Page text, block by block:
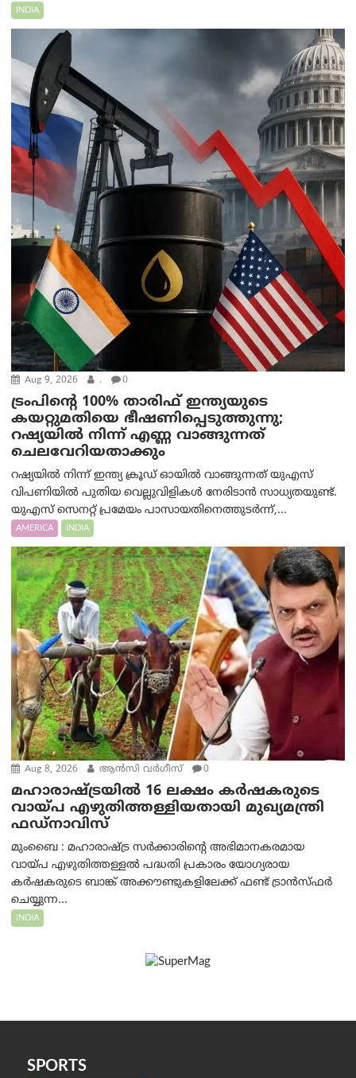
INDIA
Aug 9, 2026 . 0
ട്രം‌പിന്റെ 100% താരിഫ് ഇന്ത്യയുടെ
കയറ്റുമതിയെ ഭീഷണിപ്പെടുത്തുന്നു;
റഷ്യയിൽ നിന്ന് എണ്ണ വാങ്ങുന്നത്
ചെലവേറിയതാക്കും
റഷ്യയിൽ നിന്ന് ഇന്ത്യ ക്രൂഡ് ഓയിൽ വാങ്ങുന്നത് യുഎസ്
വിപണിയിൽ പുതിയ വെല്ലുവിളികൾ നേരിടാൻ സാധ്യതയുണ്ട്.
യുഎസ് സെനറ്റ് പ്രമേയം പാസായതിനെത്തുടർന്ന്,...
AMERICA INDIA
Aug 8, 2026 ആന്‍സി വര്‍ഗീസ് 0
മഹാരാഷ്ട്രയിൽ 16 ലക്ഷം കർഷകരുടെ
വായ്പ എഴുതിത്തള്ളിയതായി മുഖ്യമന്ത്രി
ഫഡ്‌നാവിസ്
മുംബൈ : മഹാരാഷ്ട്ര സർക്കാരിന്റെ അഭിമാനകരമായ
വായ്പ എഴുതിത്തള്ളൽ പദ്ധതി പ്രകാരം യോഗ്യരായ
കർഷകരുടെ ബാങ്ക് അക്കൗണ്ടുകളിലേക്ക് ഫണ്ട് ട്രാൻസ്ഫർ
ചെയ്യുന്ന...
INDIA
SPORTS